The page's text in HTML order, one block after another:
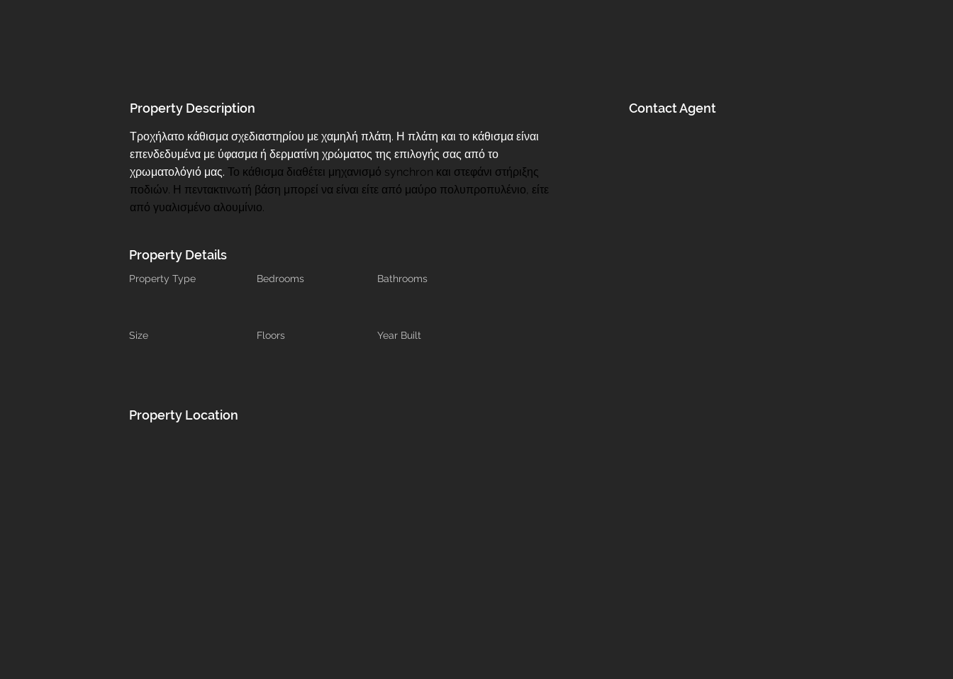
Property Description
Τροχήλατο κάθισμα σχεδιαστηρίου με χαμηλή πλάτη. Η πλάτη και το κάθισμα είναι
επενδεδυμένα με ύφασμα ή δερματίνη χρώματος της επιλογής σας από το
χρωματολόγιό μας. Το κάθισμα διαθέτει μηχανισμό synchron και στεφάνι στήριξης
ποδιών. Η πεντακτινωτή βάση μπορεί να είναι είτε από μαύρο πολυπροπυλένιο, είτε
από γυαλισμένο αλουμίνιο.
Contact Agent
Property Details
Property Type Bedrooms Bathrooms
Size Floors Year Built
Property Location